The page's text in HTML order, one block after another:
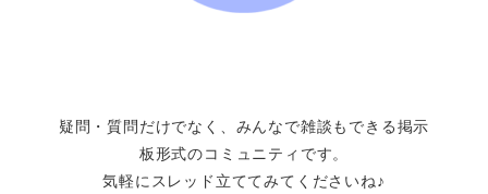
疑問・質問だけでなく、みんなで雑談もできる掲示
板形式のコミュニティです。
気軽にスレッド立ててみてくださいね♪